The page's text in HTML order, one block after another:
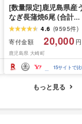
[数量限定]鹿児島県産
なぎ長蒲焼6尾 (合計
600g以上)4.6 (9595件)
寄付金額
20,000
鹿児島県 大崎町
15サイトで
もっと見る